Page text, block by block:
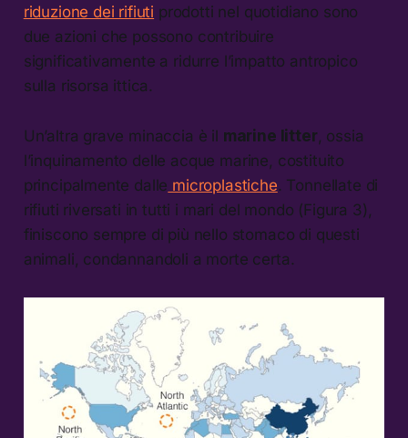
riduzione dei rifiuti prodotti nel quotidiano sono
due azioni che possono contribuire
significativamente a ridurre l’impatto antropico
sulla risorsa ittica.
Un’altra grave minaccia è il marine litter , ossia
l’inquinamento delle acque marine, costituito
principalmente dalle microplastiche. Tonnellate di
rifiuti riversati in tutti i mari del mondo (Figura 3),
finiscono sempre di più nello stomaco di questi
animali, condannandoli a morte certa.